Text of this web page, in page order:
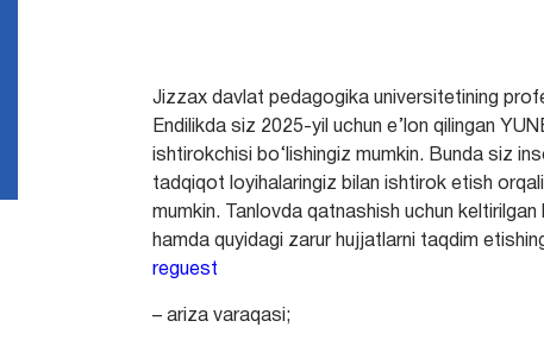
Jizzax davlat pedagogika universitetining
Endilikda siz 2025-yil uchun e’lon qilingan
ishtirokchisi bo‘lishingiz mumkin. Bunda siz
tadqiqot loyihalaringiz bilan ishtirok etish
mumkin. Tanlovda qatnashish uchun
hamda quyidagi zarur hujjatlarni taqdim
reguest
– ariza varaqasi;